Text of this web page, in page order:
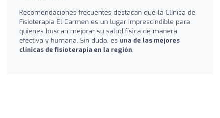
Recomendaciones frecuentes destacan que la Clínica de
Fisioterapia El Carmen es un lugar imprescindible para
quienes buscan mejorar su salud física de manera
efectiva y humana. Sin duda, es una de las mejores
clínicas de fisioterapia en la región.